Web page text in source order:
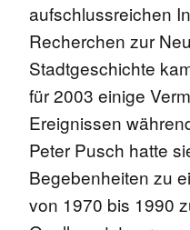
aufschlussreichen
Recherchen zur
Stadtgeschichte
für 2003 einige
Ereignissen
Peter Pusch hatte
Begebenheiten zu
von 1970 bis 1990